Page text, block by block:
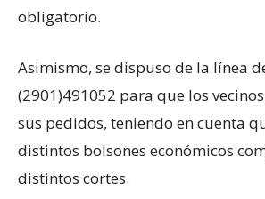
obligatorio.
Asimismo, se dispuso de la línea
(2901)491052 para que los
sus pedidos, teniendo en cuenta
distintos bolsones económicos
distintos cortes.